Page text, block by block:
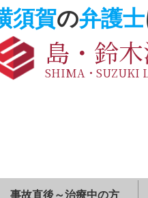
横須賀の弁
島・
SHIMA・